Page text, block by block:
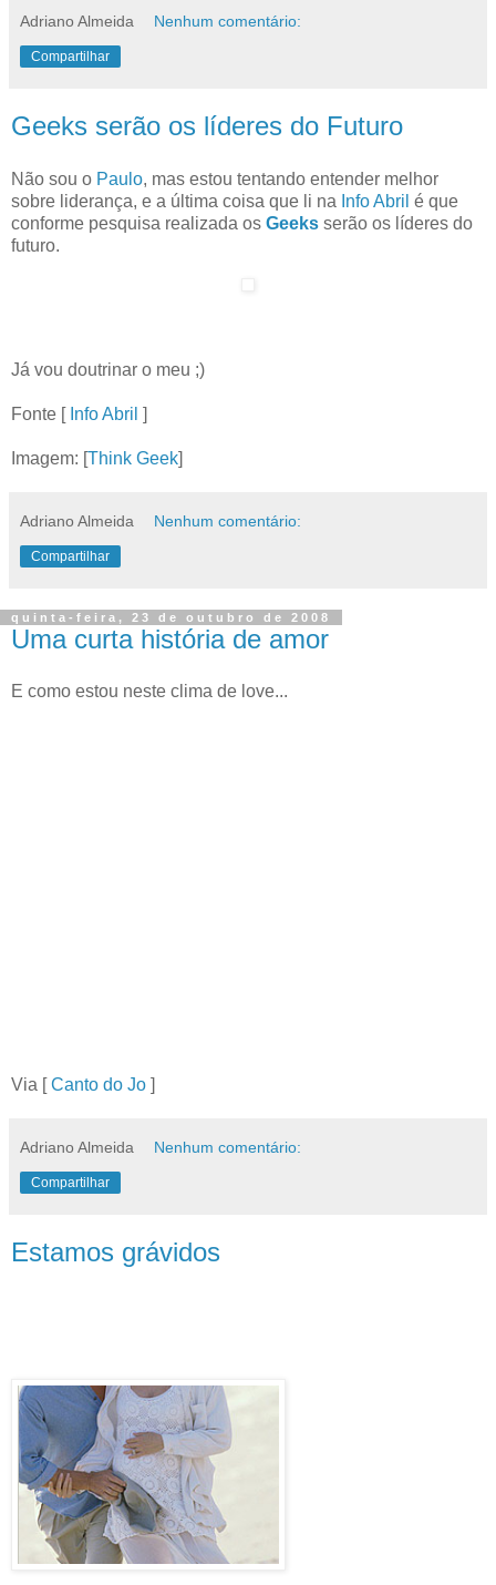
Adriano Almeida Nenhum comentário:
Compartilhar
Geeks serão os líderes do Futuro
Não sou o Paulo, mas estou tentando entender melhor
sobre liderança, e a última coisa que li na Info Abril é que
conforme pesquisa realizada os Geeks serão os líderes do
futuro.
Já vou doutrinar o meu ;)
Fonte [ Info Abril ]
Imagem: [Think Geek]
Adriano Almeida Nenhum comentário:
Compartilhar
quinta-feira, 23 de outubro de 2008
Uma curta história de amor
E como estou neste clima de love...
Via [Canto do Jo ]
Adriano Almeida Nenhum comentário:
Compartilhar
Estamos grávidos